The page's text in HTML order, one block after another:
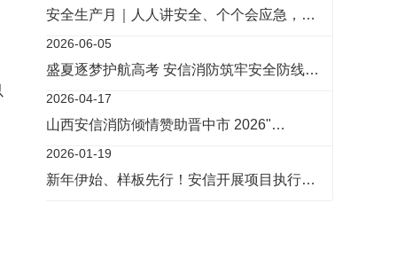
安全生产月｜人人讲安全、个个会应急，…
2026-06-05
盛夏逐梦护航高考 安信消防筑牢安全防线…
2026-04-17
山西安信消防倾情赞助晋中市 2026"…
2026-01-19
新年伊始、样板先行！安信开展项目执行…